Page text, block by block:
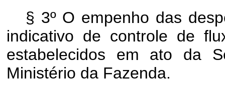
§ 3º O empenho das
indicativo de controle de
estabelecidos em ato da
Ministério da Fazenda.